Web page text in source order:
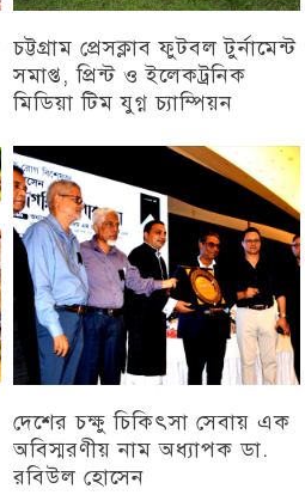
চট্টগ্রাম প্রেসক্লাব ফুটবল টুর্নামেন্ট
সমাপ্ত, প্রিন্ট ও ইলেকট্রনিক
মিডিয়া টিম যুগ্ন চ্যাম্পিয়ন
চট্টগ্রাম
দেশের চক্ষু চিকিৎসা সেবায় এক
অবিস্মরণীয় নাম অধ্যাপক ডা.
রবিউল হোসেন